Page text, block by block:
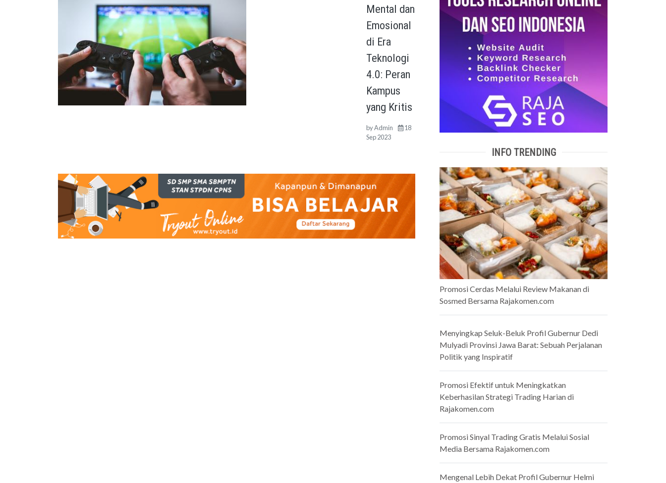
Mental dan
Emosional
di Era
Teknologi
4.0: Peran
Kampus
yang Kritis
byAdmin
18
Sep 2023
INFO TRENDING
Promosi Cerdas Melalui Review Makanan di
Sosmed Bersama Rajakomen.com
Menyingkap Seluk-Beluk Profil Gubernur Dedi
Mulyadi Provinsi Jawa Barat: Sebuah Perjalanan
Politik yang Inspiratif
Promosi Efektif untuk Meningkatkan
Keberhasilan Strategi Trading Harian di
Rajakomen.com
Promosi Sinyal Trading Gratis Melalui Sosial
Media Bersama Rajakomen.com
Mengenal Lebih Dekat Profil Gubernur Helmi